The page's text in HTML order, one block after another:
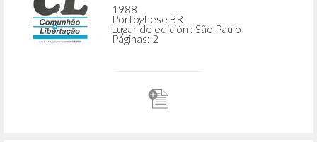
1988
Portoghese BR
Lugar de edición : São Paulo
Páginas: 2